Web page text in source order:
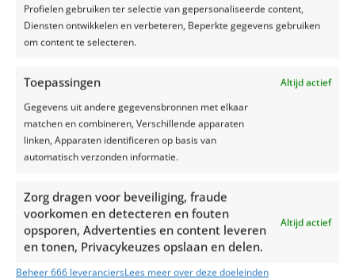
Profielen gebruiken ter selectie van gepersonaliseerde content,
Diensten ontwikkelen en verbeteren, Beperkte gegevens gebruiken
om content te selecteren.
Toepassingen
Altijd actief
Gegevens uit andere gegevensbronnen met elkaar
matchen en combineren, Verschillende apparaten
linken, Apparaten identificeren op basis van
automatisch verzonden informatie.
Zorg dragen voor beveiliging, fraude
voorkomen en detecteren en fouten
opsporen, Advertenties en content leveren
en tonen, Privacykeuzes opslaan en delen.
Altijd actief
Beheer 666 leveranciersLees meer over deze doeleinden
referenties
bekijken?